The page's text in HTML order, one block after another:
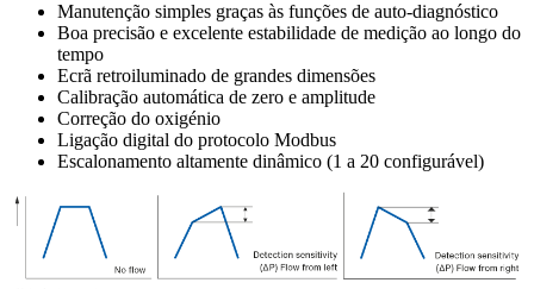
Manutenção simples graças às funções de auto-diagnóstico
Boa precisão e excelente estabilidade de medição ao longo do
tempo
Ecrã retroiluminado de grandes dimensões
Calibração automática de zero e amplitude
Correção do oxigénio
Ligação digital do protocolo Modbus
Escalonamento altamente dinâmico (1 a 20 configurável)